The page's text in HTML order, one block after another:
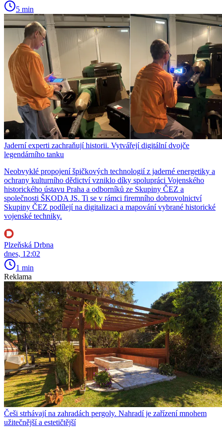
5 min
Jaderní experti zachraňují historii. Vytvářejí digitální dvojče
legendárního tanku
Neobvyklé propojení špičkových technologií z jaderné energetiky a
ochrany kulturního dědictví vzniklo díky spolupráci Vojenského
historického ústavu Praha a odborníků ze Skupiny ČEZ a
společnosti ŠKODA JS. Ti se v rámci firemního dobrovolnictví
Skupiny ČEZ podílejí na digitalizaci a mapování vybrané historické
vojenské techniky.
Plzeňská Drbna
dnes, 12:02
1 min
Reklama
Češi strhávají na zahradách pergoly. Nahradí je zařízení mnohem
užitečnější a estetičtější